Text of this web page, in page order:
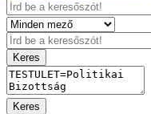
Keres
Keres